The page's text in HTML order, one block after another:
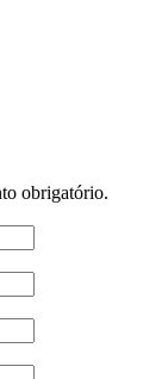
obrigatório.